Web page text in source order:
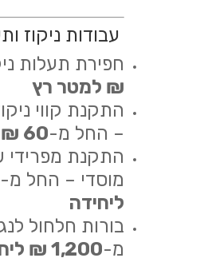
עבודות ניקוז
חפירת תעלות
₪ למטר רץ
התקנת קווי
– החל מ-60 ₪ למטר רץ
התקנת מפרידי
מוסדי – החל מ-
ליחידה
בורות חלחול
מ-1,200 ₪ ליחידה